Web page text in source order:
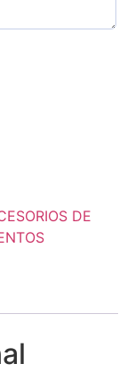
DE